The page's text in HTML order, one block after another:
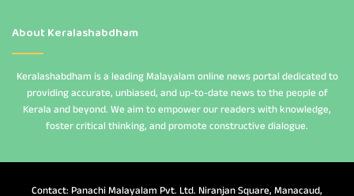
About Keralashabdham
Keralashabdham is a leading Malayalam online news portal dedicated to
providing accurate, unbiased, and up-to-date news to the people of
Kerala and beyond. We aim to empower our readers with knowledge,
foster critical thinking, and promote constructive dialogue.
Contact: Panachi Malayalam Pvt. Ltd. Niranjan Square, Manacaud,